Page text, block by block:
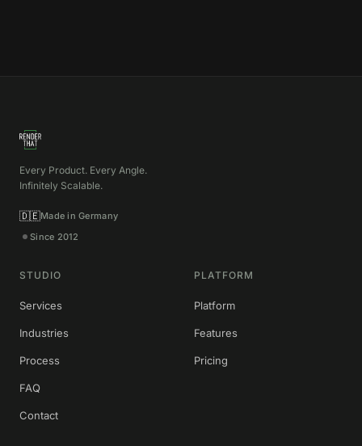
Every Product. Every Angle.
Infinitely Scalable.
🇩🇪Made in Germany
Since 2012
STUDIO
Services
Industries
Process
FAQ
Contact
PLATFORM
Platform
Features
Pricing